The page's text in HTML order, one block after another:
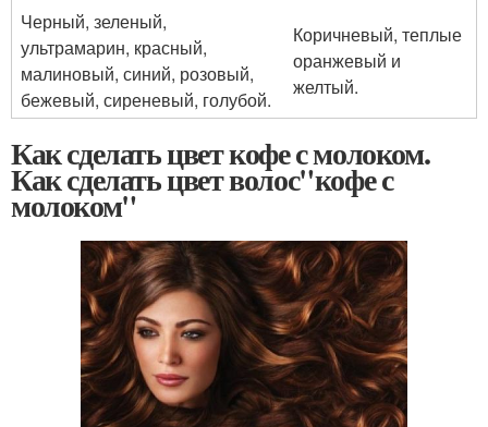
Черный, зеленый,
ультрамарин, красный,
малиновый, синий, розовый,
бежевый, сиреневый, голубой.
Коричневый, теплые
оранжевый и
желтый.
Как сделать цвет кофе с молоком.
Как сделать цвет волос"кофе с
молоком"